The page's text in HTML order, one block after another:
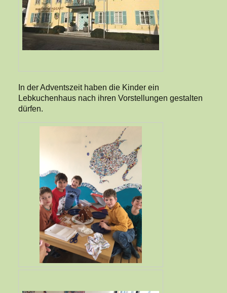
In der Adventszeit haben die Kinder ein
Lebkuchenhaus nach ihren Vorstellungen gestalten
dürfen.